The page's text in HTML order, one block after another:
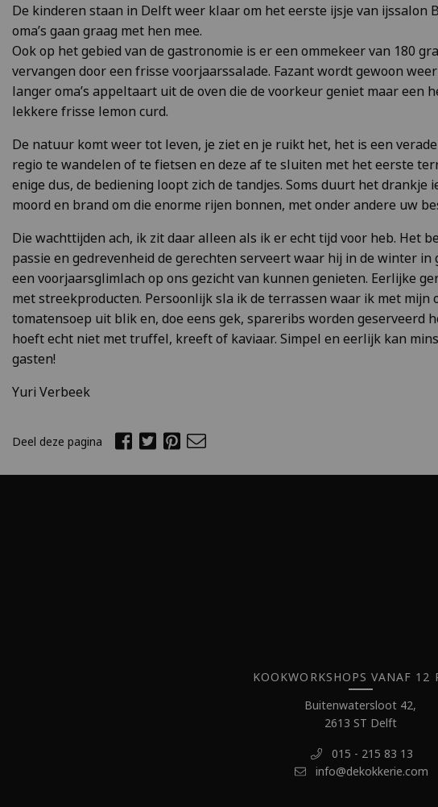
De kinderen staan in Delft weer klaar om het eerste ijsje van ijssalon
oma’s gaan graag met hen mee.
Ook op het gebied van de gastronomie is er een ommekeer van 180
vervangen door een frisse voorjaarssalade. Fazant wordt gewoon
langer oma’s appeltaart uit de oven die de voorkeur geniet maar
lekkere frisse lemon curd.
De natuur komt weer tot leven, je ziet en je ruikt het, het is een
regio te wandelen of te fietsen en deze af te sluiten met het eerste
enige dus, de bediening loopt zich de tandjes. Soms duurt het
moord en brand om die enorme rijen bonnen, met onder andere uw
Die wachttijden ach, ik zit daar alleen als ik er echt tijd voor heb. Het
passie en gedrevenheid de gerechten serveert waar hij in de winter
een voorjaarsglimlach op ons gezicht van kunnen genieten. Eerlijke
met streekproducten. Persoonlijk sla ik de terrassen waar ik met mijn
tomatensoep uit blik en, doe eens gek, spareribs worden geserveerd
hoeft echt niet met truffel, kreeft of kaviaar. Simpel en eerlijk kan
gasten!
Yuri Verbeek
Deel deze pagina
KOOKWORKSHOPS VANAF 12
Buitenwatersloot 42,
2613 ST Delft
015 - 215 83 13
info@dekokkerie.com